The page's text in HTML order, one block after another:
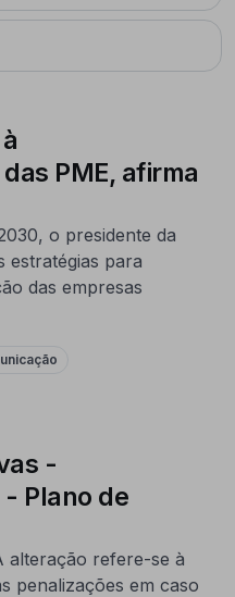
PME, afirma
o presidente da
estratégias para
das empresas
-
Plano de
alteração refere-se à
penalizações em caso